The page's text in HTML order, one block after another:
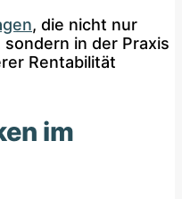
, die nicht nur
in der Praxis
Rentabilität
im